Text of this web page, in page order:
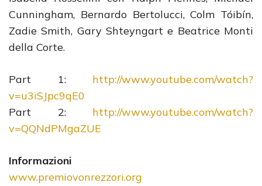
Cunningham, Bernardo Bertolucci, Colm Tóibín,
Zadie Smith, Gary Shteyngart e Beatrice Monti
della Corte.
Part 1: http://www.youtube.com/watch?
v=u3iSJpc9qE0
Part 2: http://www.youtube.com/watch?
v=QQNdPMgaZUE
Informazioni
www.premiovonrezzori.org